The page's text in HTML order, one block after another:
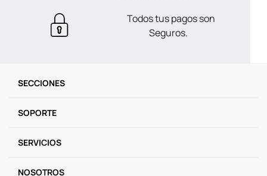
Todos tus pagos son
Seguros.
SECCIONES
SOPORTE
SERVICIOS
NOSOTROS